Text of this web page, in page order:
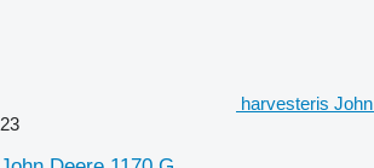
harvesteris
23